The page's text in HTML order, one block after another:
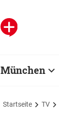
München
Startseite TV